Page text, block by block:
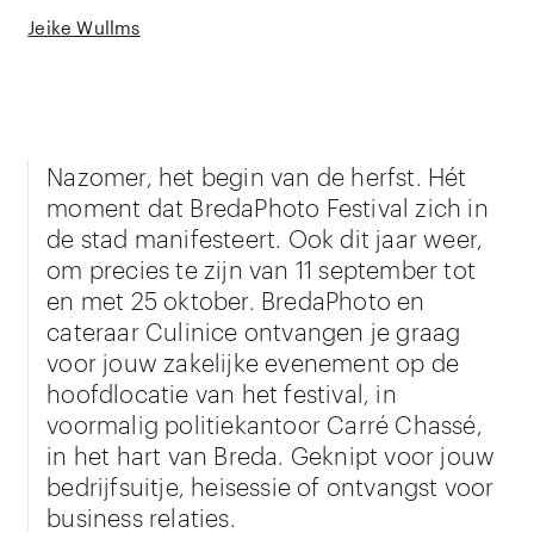
Jeike Wullms
Nazomer, het begin van de herfst. Hét
moment dat BredaPhoto Festival zich in
de stad manifesteert. Ook dit jaar weer,
om precies te zijn van 11 september tot
en met 25 oktober. BredaPhoto en
cateraar Culinice ontvangen je graag
voor jouw zakelijke evenement op de
hoofdlocatie van het festival, in
voormalig politiekantoor Carré Chassé,
in het hart van Breda. Geknipt voor jouw
bedrijfsuitje, heisessie of ontvangst voor
business relaties.